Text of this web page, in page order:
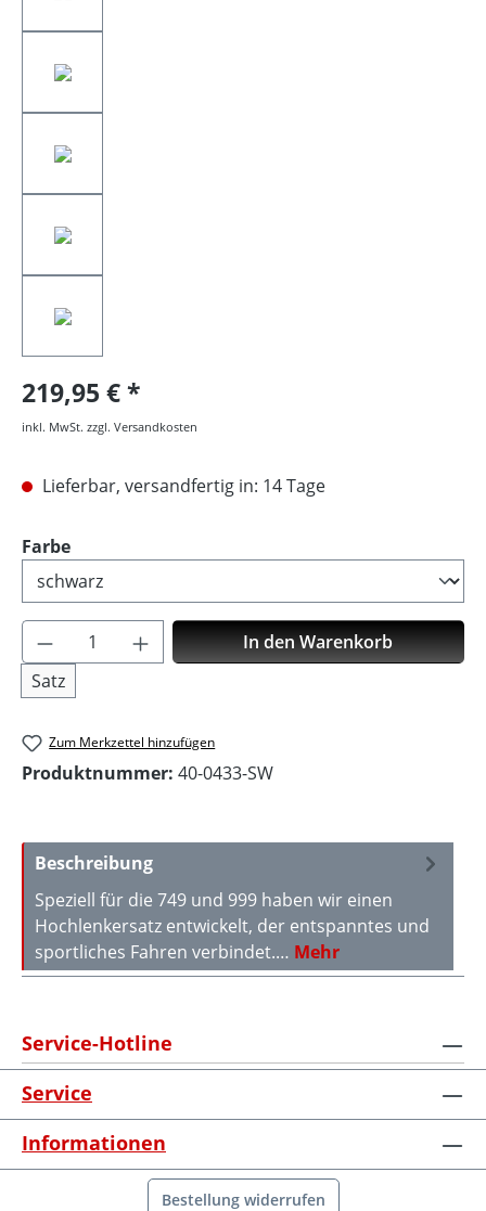
219,95 €
inkl. MwSt. zzgl. Versandkosten
Lieferbar, versandfertig in: 14 Tage
Farbeauswählen
Produkt Anzahl: Gib den gewünschten
Satz
In den Warenkorb
Zum Merkzettel hinzufügen
Produktnummer: 40-0433-SW
Beschreibung
Speziell für die 749 und 999 haben wir einen
Hochlenkersatz entwickelt, der entspanntes und
sportliches Fahren verbindet.… Mehr
Service-Hotline
Service
Informationen
Bestellung widerrufen